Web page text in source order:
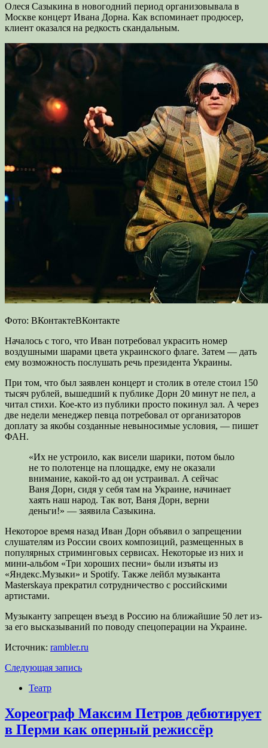
Олеся Сазыкина в новогодний период организовывала в
Москве концерт Ивана Дорна. Как вспоминает продюсер,
клиент оказался на редкость скандальным.
Фото: ВКонтактеВКонтакте
Началось с того, что Иван потребовал украсить номер
воздушными шарами цвета украинского флаге. Затем — дать
ему возможность послушать речь президента Украины.
При том, что был заявлен концерт и столик в отеле стоил 150
тысяч рублей, вышедший к публике Дорн 20 минут не пел, а
читал стихи. Кое-кто из публики просто покинул зал. А через
две недели менеджер певца потребовал от организаторов
доплату за якобы созданные невыносимые условия, — пишет
ФАН.
«Их не устроило, как висели шарики, потом было
не то полотенце на площадке, ему не оказали
внимание, какой-то ад он устраивал. А сейчас
Ваня Дорн, сидя у себя там на Украине, начинает
хаять наш народ. Так вот, Ваня Дорн, верни
деньги!» — заявила Сазыкина.
Некоторое время назад Иван Дорн объявил о запрещении
слушателям из России своих композиций, размещенных в
популярных стриминговых сервисах. Некоторые из них и
мини-альбом «Три хороших песни» были изъяты из
«Яндекс.Музыки» и Spotify. Также лейбл музыканта
Masterskaya прекратил сотрудничество с российскими
артистами.
Музыканту запрещен въезд в Россию на ближайшие 50 лет из-
за его высказываний по поводу спецоперации на Украине.
Источник: rambler.ru
Следующая запись
Театр
Хореограф Максим Петров дебютирует
в Перми как оперный режиссёр